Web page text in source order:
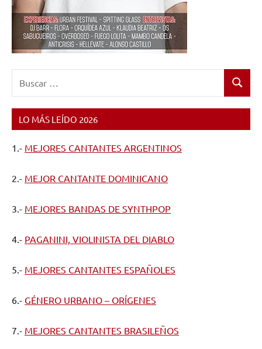
Buscar
LO MÁS LEÍDO 2026
1.- MEJORES CANTANTES ARGENTINOS
2.- MEJOR CANTANTE DOMINICANO
3.- MEJORES BANDAS DE SYNTHPOP
4.- PAGANINI, VIOLINISTA DEL DIABLO
5.- MEJORES CANTANTES ESPAÑOLES
6.- GÉNERO URBANO – ORÍGENES
7.- MEJORES CANTANTES BRASILEÑOS